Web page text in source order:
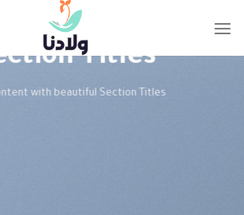
Titles
with beautiful Section Titles